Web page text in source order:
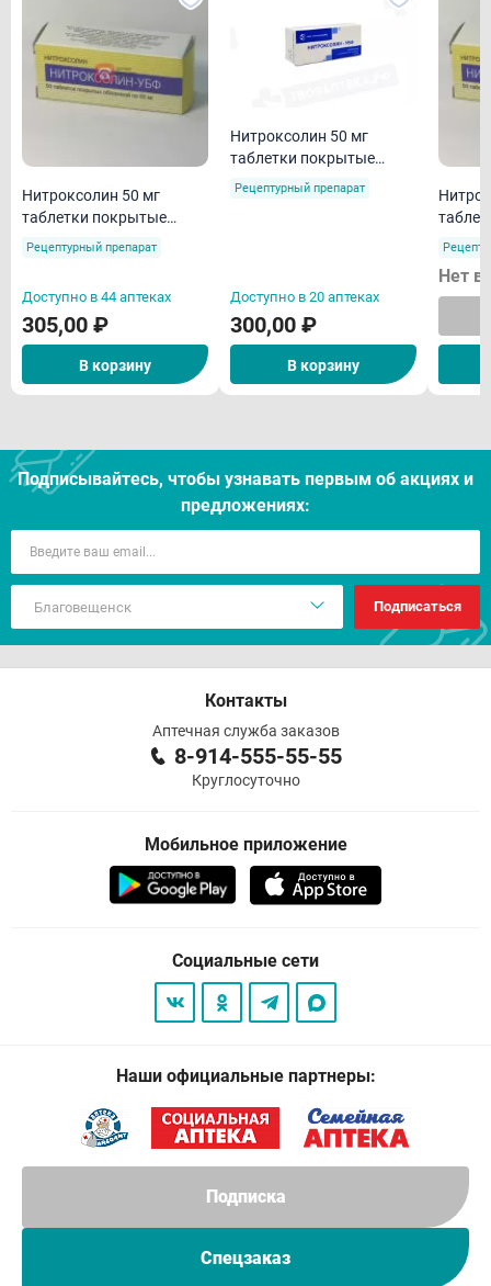
Подписка
Спецзаказ
Нитроксолин 50 мг
таблетки покрытые
Рецептурный препарат
Доступно в 44 аптеках
305,00 ₽
В корзину
Нитроксолин 50 мг
таблетки покрытые
Рецептурный препарат
Доступно в 20 аптеках
300,00 ₽
В корзину
Нет в
Подписывайтесь, чтобы узнавать первым об акцияx и
предложениях:
Подписаться
Контакты
Аптечная служба заказов
8-914-555-55-55
Круглосуточно
Мобильное приложение
Социальные сети
Наши официальные партнеры: